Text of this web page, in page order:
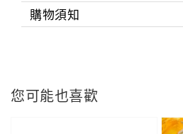
購物須知
您可能也喜歡